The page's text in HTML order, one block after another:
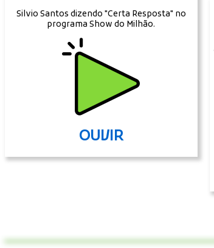
Silvio Santos dizendo "Certa Resposta" no
programa Show do Milhão.
OUVIR